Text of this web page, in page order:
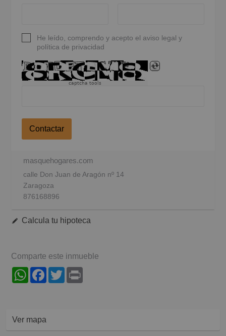
He leído, comprendo y acepto el aviso legal y
política de privacidad
captcha tools
Contactar
masquehogares.com
calle Don Juan de Aragón nº 14
Zaragoza
876168896
Calcula tu hipoteca
Comparte este inmueble
WhatsAppFacebook
Twitter
Ver mapa